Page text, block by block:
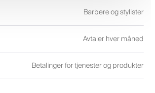
Barbere og stylister
Avtaler hver måned
Betalinger for tjenester og produkter